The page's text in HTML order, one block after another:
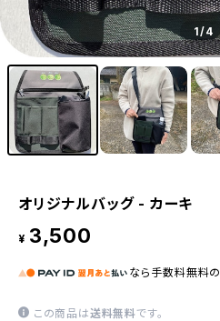
1/4
オリジナルバッグ - カーキ
¥ 3,500
なら 手数料無料の
この商品は送料無料です。